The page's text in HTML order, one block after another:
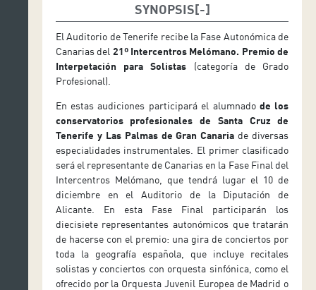
SYNOPSIS
El Auditorio de Tenerife recibe la Fase Autonómica de
Canarias del 21º Intercentros Melómano. Premio de
Interpetación para Solistas (categoría de Grado
Profesional).
En estas audiciones participará el alumnadode los
conservatorios profesionales de Santa Cruz de
Tenerife y Las Palmas de Gran Canaria de diversas
especialidades instrumentales. El primer clasificado
será el representante de Canarias en la Fase Final del
Intercentros Melómano, que tendrá lugar el 10 de
diciembre en el Auditorio de la Diputación de
Alicante. En esta Fase Final participarán los
diecisiete representantes autonómicos que tratarán
de hacerse con el premio: una gira de conciertos por
toda la geografía española, que incluye recitales
solistas y conciertos con orquesta sinfónica, como el
ofrecido por la Orquesta Juvenil Europea de Madrid o